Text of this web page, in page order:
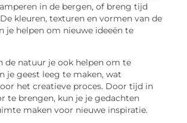
in de bergen, of breng tijd
kleuren, texturen en vormen van de
je helpen om nieuwe ideeën te
de natuur je ook helpen om te
je geest leeg te maken, wat
het creatieve proces. Door tijd in
te brengen, kun je je gedachten
maken voor nieuwe inspiratie.